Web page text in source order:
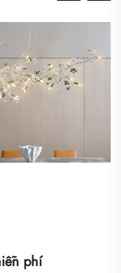
phí